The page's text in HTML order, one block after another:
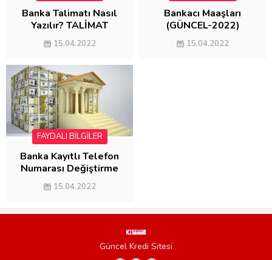
Banka Talimatı Nasıl
Yazılır? TALİMAT
ÖRNEĞİ
15.04.2022
Bankacı Maaşları
(GÜNCEL-2022)
15.04.2022
FAYDALI BİLGİLER
Banka Kayıtlı Telefon
Numarası Değiştirme
2022 (3 YÖNTEM)
15.04.2022
Güncel Kredi Sitesi